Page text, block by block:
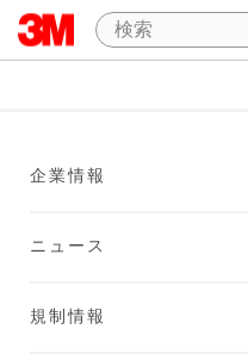
企業情報
ニュース
規制情報